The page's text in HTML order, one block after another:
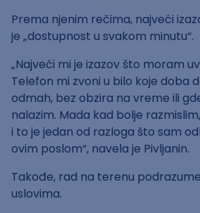
Prema njenim rečima, najveći
je „dostupnost u svakom minutu“.
„Najveći mi je izazov što moram
Telefon mi zvoni u bilo koje doba
odmah, bez obzira na vreme ili
nalazim. Mada kad bolje
i to je jedan od razloga što sam
ovim poslom“, navela je Pivljanin.
Takođe, rad na terenu
uslovima.